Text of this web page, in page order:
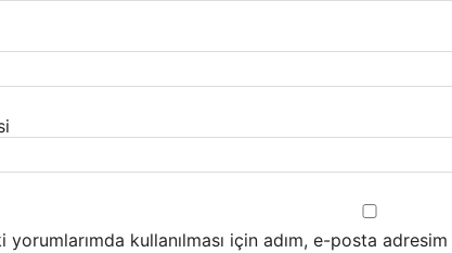
yorumlarımda kullanılması için adım, e-posta